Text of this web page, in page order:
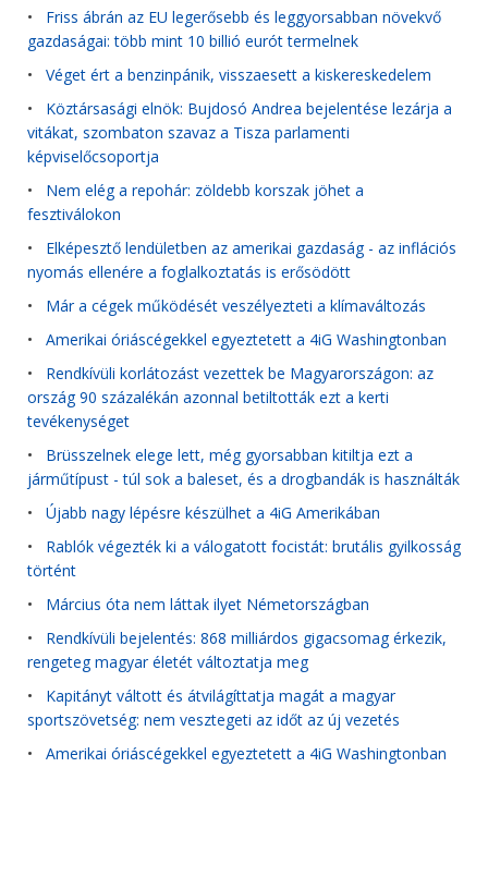
• Friss ábrán az EU legerősebb és leggyorsabban növekvő
gazdaságai: több mint 10 billió eurót termelnek
• Véget ért a benzinpánik, visszaesett a kiskereskedelem
• Köztársasági elnök: Bujdosó Andrea bejelentése lezárja a
vitákat, szombaton szavaz a Tisza parlamenti
képviselőcsoportja
• Nem elég a repohár: zöldebb korszak jöhet a
fesztiválokon
• Elképesztő lendületben az amerikai gazdaság - az inflációs
nyomás ellenére a foglalkoztatás is erősödött
• Már a cégek működését veszélyezteti a klímaváltozás
• Amerikai óriáscégekkel egyeztetett a 4iG Washingtonban
• Rendkívüli korlátozást vezettek be Magyarországon: az
ország 90 százalékán azonnal betiltották ezt a kerti
tevékenységet
• Brüsszelnek elege lett, még gyorsabban kitiltja ezt a
járműtípust - túl sok a baleset, és a drogbandák is használták
• Újabb nagy lépésre készülhet a 4iG Amerikában
• Rablók végezték ki a válogatott focistát: brutális gyilkosság
történt
• Március óta nem láttak ilyet Németországban
• Rendkívüli bejelentés: 868 milliárdos gigacsomag érkezik,
rengeteg magyar életét változtatja meg
• Kapitányt váltott és átvilágíttatja magát a magyar
sportszövetség: nem vesztegeti az időt az új vezetés
• Amerikai óriáscégekkel egyeztetett a 4iG Washingtonban